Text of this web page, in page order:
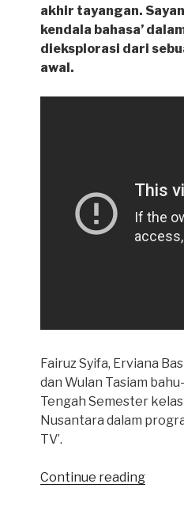
akhir tayangan.
kendala bahasa’
dieksplorasi dari
awal.
Fairuz Syifa, Erviana
dan Wulan Tasiam
Tengah Semester
Nusantara dalam
TV’.
Continue reading